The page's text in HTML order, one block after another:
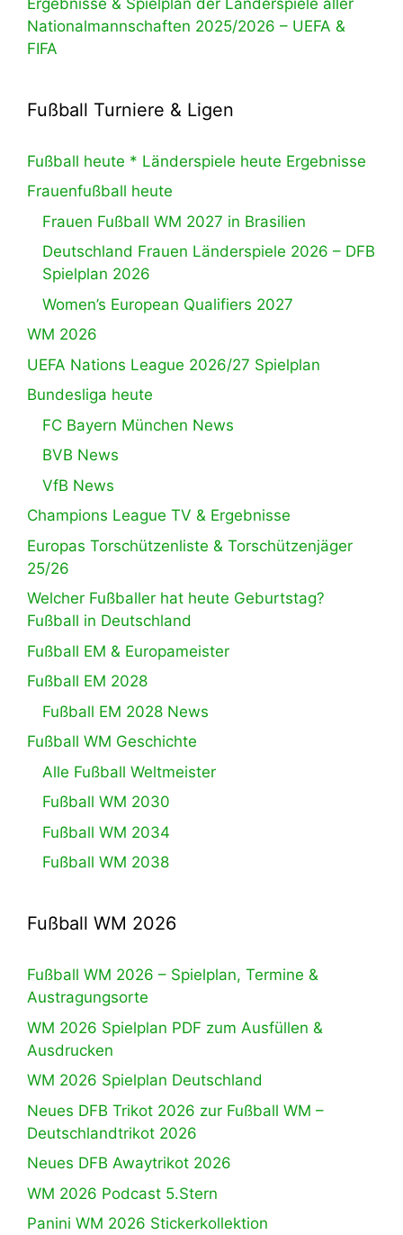
Nationalmannschaften 2025/2026 – UEFA &
FIFA
Fußball Turniere & Ligen
Fußball heute * Länderspiele heute Ergebnisse
Frauenfußball heute
Frauen Fußball WM 2027 in Brasilien
Deutschland Frauen Länderspiele 2026 – DFB
Spielplan 2026
Women’s European Qualifiers 2027
WM 2026
UEFA Nations League 2026/27 Spielplan
Bundesliga heute
FC Bayern München News
BVB News
VfB News
Champions League TV & Ergebnisse
Europas Torschützenliste & Torschützenjäger
25/26
Welcher Fußballer hat heute Geburtstag?
Fußball in Deutschland
Fußball EM & Europameister
Fußball EM 2028
Fußball EM 2028 News
Fußball WM Geschichte
Alle Fußball Weltmeister
Fußball WM 2030
Fußball WM 2034
Fußball WM 2038
Fußball WM 2026
Fußball WM 2026 – Spielplan, Termine &
Austragungsorte
WM 2026 Spielplan PDF zum Ausfüllen &
Ausdrucken
WM 2026 Spielplan Deutschland
Neues DFB Trikot 2026 zur Fußball WM –
Deutschlandtrikot 2026
Neues DFB Awaytrikot 2026
WM 2026 Podcast 5.Stern
Panini WM 2026 Stickerkollektion